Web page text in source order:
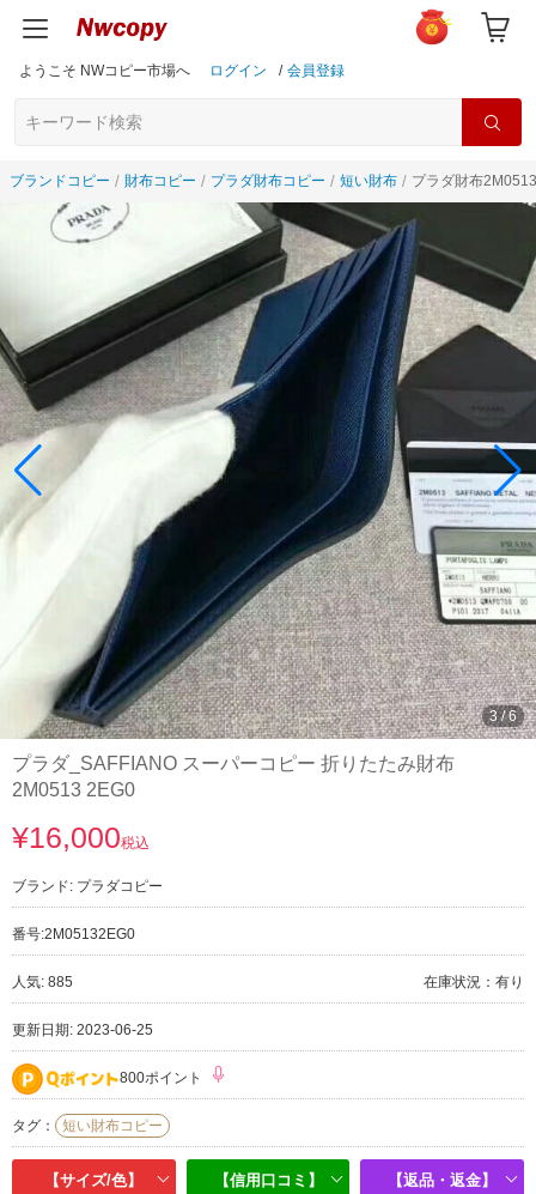
ようこそ NWコピー市場へ ログイン / 会員登録
ブランドコピー 財布コピー プラダ財布コピー 短い財布 プラダ財布
3/6
プラダ_SAFFIANO スーパーコピー 折りたたみ財布
2M0513 2EG0
¥16,000税込
ブランド: プラダコピー
番号:2M05132EG0
人気: 885 在庫状況：有り
更新日期: 2023-06-25
800ポイント
タグ： 短い財布コピー
【サイズ/色】 【信用口コミ】 【返品・返金】